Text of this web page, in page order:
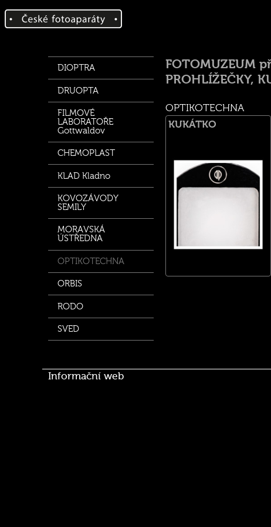
DIOPTRA
DRUOPTA
FILMOVÉ
LABORATOŘE
Gottwaldov
CHEMOPLAST
KLAD Kladno
KOVOZÁVODY
SEMILY
MORAVSKÁ
ÚSTŘEDNA
OPTIKOTECHNA
ORBIS
RODO
SVED
FOTOMUZEUM
PROHLÍŽEČKY,
OPTIKOTECHNA
KUKÁTKO
Informační web